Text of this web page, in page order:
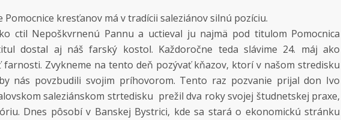
Pomocnice kresťanov má v tradícii saleziánov silnú pozíciu.
ctil Nepoškvrnenú Pannu a uctieval ju najmä pod titulom Pomocnica
dostal aj náš farský kostol. Každoročne teda slávime 24. máj ako
farnosti. Zvykneme na tento deň pozývať kňazov, ktorí v našom stredisku
nás povzbudili svojim príhovorom. Tento raz pozvanie prijal don Ivo
saleziánskom strtedisku prežil dva roky svojej študnetskej praxe,
Dnes pôsobí v Banskej Bystrici, kde sa stará o ekonomickú stránku